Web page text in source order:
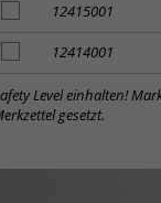
zum
Merkzettel
hinzufügen
12415001
zum
Merkzettel
hinzufügen
12414001
Level einhalten!
gesetzt.